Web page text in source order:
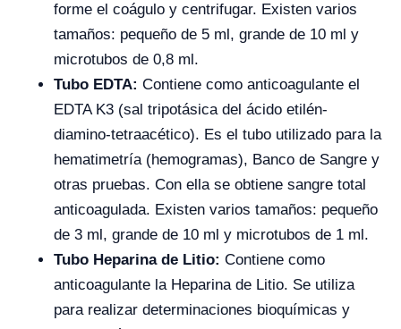
forme el coágulo y centrifugar. Existen varios
tamaños: pequeño de 5 ml, grande de 10 ml y
microtubos de 0,8 ml.
Tubo EDTA: Contiene como anticoagulante el
EDTA K3 (sal tripotásica del ácido etilén-
diamino-tetraacético). Es el tubo utilizado para la
hematimetría (hemogramas), Banco de Sangre y
otras pruebas. Con ella se obtiene sangre total
anticoagulada. Existen varios tamaños: pequeño
de 3 ml, grande de 10 ml y microtubos de 1 ml.
Tubo Heparina de Litio: Contiene como
anticoagulante la Heparina de Litio. Se utiliza
para realizar determinaciones bioquímicas y